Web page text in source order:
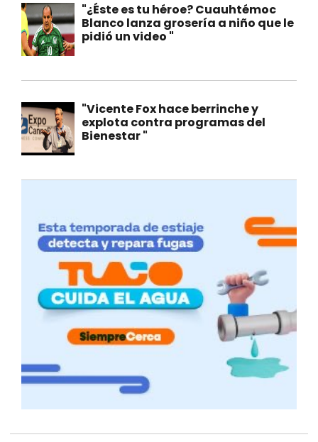
"¿Éste es tu héroe? Cuauhtémoc
Blanco lanza grosería a niño que le
pidió un video "
"Vicente Fox hace berrinche y
explota contra programas del
Bienestar "